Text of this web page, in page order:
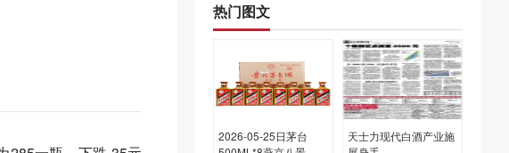
热门图文
2026-05-25日茅台
天士力现代白酒产业施